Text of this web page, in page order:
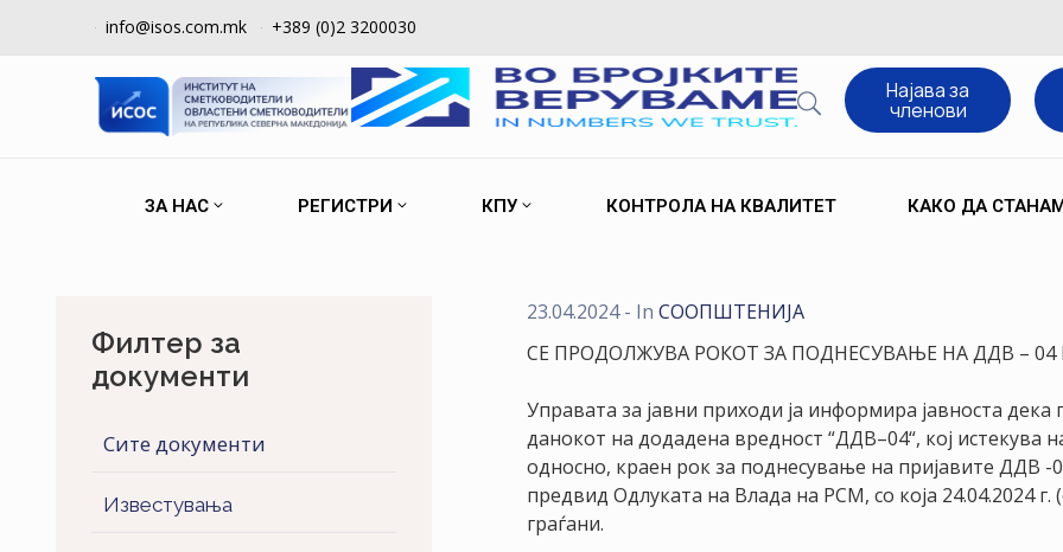
info@isos.com.mk +389 (0)2 3200030
Најава за
членови
ЗА НАС РЕГИСТРИ КПУ КОНТРОЛА НА КВАЛИТЕТ КАКО ДА
Филтер за
документи
Сите документи
Известувања
23.04.2024- In СООПШТЕНИJA
СЕ ПРОДОЛЖУВА РОКОТ ЗА ПОДНЕСУВАЊЕ НА ДДВ –
Управата за јавни приходи ја информира јавноста
данокот на додадена вредност “ДДВ–04“, кој истекува
односно, краен рок за поднесување на пријавите ДДВ -
предвид Одлуката на Влада на РСМ, со која 24.04.2024 г.
граѓани.